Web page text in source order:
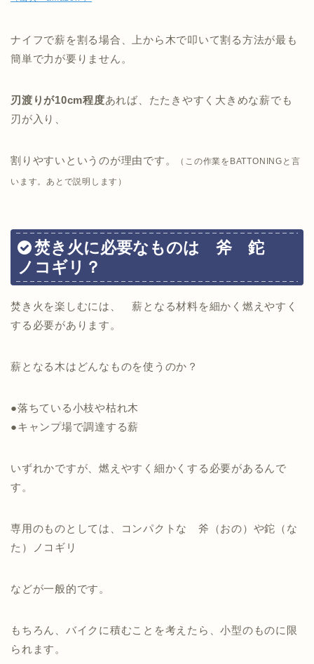
ナイフで薪を割る場合、上から木で叩いて割る方法が最も
簡単で力が要りません。
刃渡りが10cm程度あれば、たたきやすく大きめな薪でも
刃が入り、
割りやすいというのが理由です。 （この作業をBATTONINGと言
います。あとで説明します）
焚き火に必要なものは 斧 鉈
ノコギリ？
焚き火を楽しむには、 薪となる材料を細かく燃えやすく
する必要があります。
薪となる木はどんなものを使うのか？
●落ちている小枝や枯れ木
●キャンプ場で調達する薪
いずれかですが、燃えやすく細かくする必要があるんで
す。
専用のものとしては、コンパクトな 斧（おの）や鉈（な
た）ノコギリ
などが一般的です。
もちろん、バイクに積むことを考えたら、小型のものに限
られます。